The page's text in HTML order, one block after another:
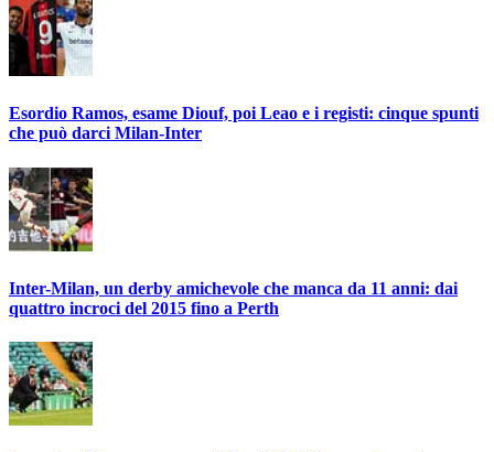
Esordio Ramos, esame Diouf, poi Leao e i registi: cinque spunti
che può darci Milan-Inter
Inter-Milan, un derby amichevole che manca da 11 anni: dai
quattro incroci del 2015 fino a Perth